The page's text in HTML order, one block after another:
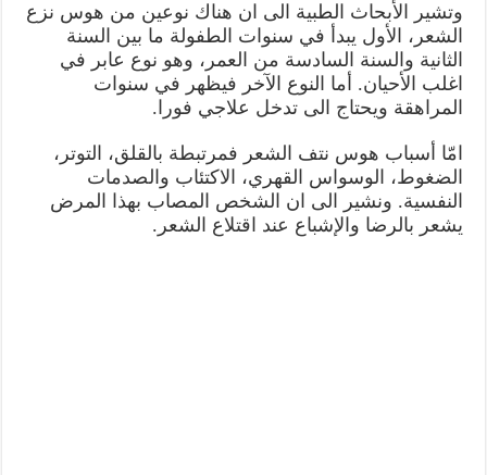
وتشير الأبحاث الطبية الى ان هناك نوعين من هوس نزع
الشعر، الأول يبدأ في سنوات الطفولة ما بين السنة
الثانية والسنة السادسة من العمر، وهو نوع عابر في
اغلب الأحيان. أما النوع الآخر فيظهر في سنوات
المراهقة ويحتاج الى تدخل علاجي فورا.
امّا أسباب هوس نتف الشعر فمرتبطة بالقلق، التوتر،
الضغوط، الوسواس القهري، الاكتئاب والصدمات
النفسية. ونشير الى ان الشخص المصاب بهذا المرض
يشعر بالرضا والإشباع عند اقتلاع الشعر.